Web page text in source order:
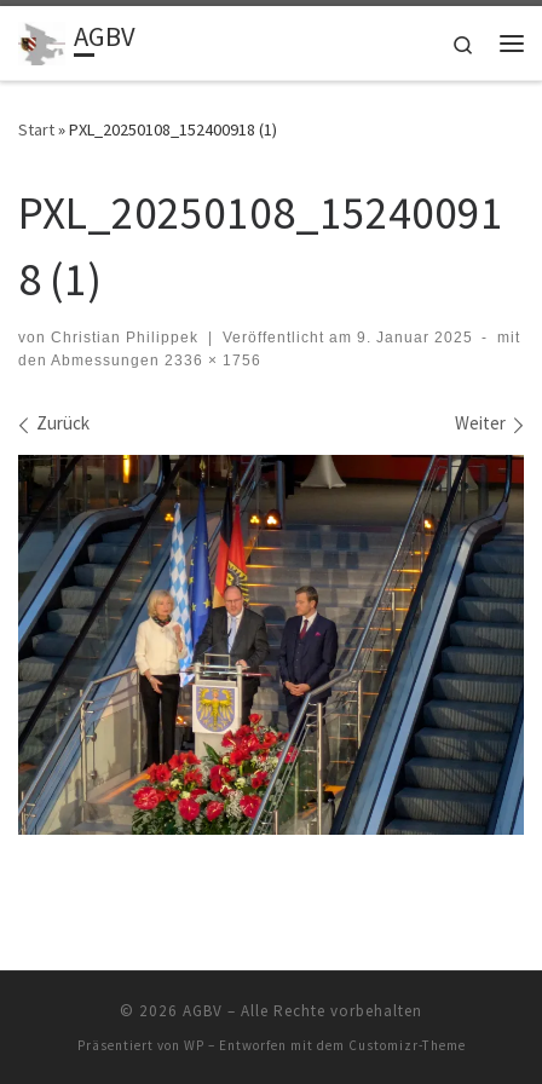
Zum Inhalt springen
AGBV
Search
Start»PXL_20250108_152400918 (1)
PXL_20250108_15240091
8 (1)
von Christian Philippek | Veröffentlicht am 9. Januar 2025 -
mit
den Abmessungen 2336 × 1756
Bilder Navigation
Zurück Weiter
© 2026 AGBV – Alle Rechte vorbehalten
Präsentiert von WP – Entworfen mit dem Customizr-Theme